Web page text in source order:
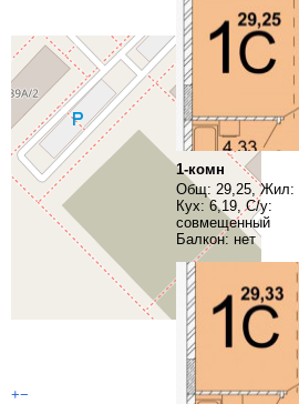
+−
1-комн
Общ: 29,25, Жил:
Кух: 6,19, С/у:
совмещенный
Балкон: нет